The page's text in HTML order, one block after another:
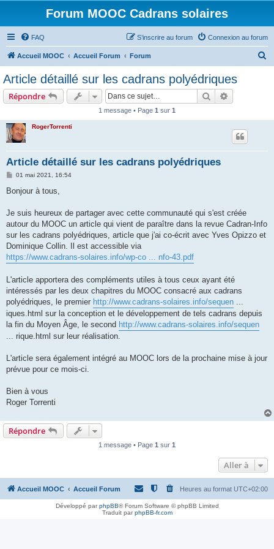
Forum MOOC Cadrans solaires
FAQ Connexion au forum
S’inscrire au forum
Accueil MOOC Accueil Forum Forum
Article détaillé sur les cadrans polyédriques
Répondre Rechercher
1 message • Page 1 sur 1
RogerTorrenti
Article détaillé sur les cadrans polyédriques
M
s
g
01 mai 2021, 16:54
Bonjour à tous,
Je suis heureux de partager avec cette communauté qui s'est créée
autour du MOOC un article qui vient de paraître dans la revue Cadran-Info
sur les cadrans polyédriques, article que j'ai co-écrit avec Yves Opizzo et
Dominique Collin. Il est accessible via
https://www.cadrans-solaires.info/wp-co ... nfo-43.pdf
L'article apportera des compléments utiles à tous ceux ayant été
intéressés par les deux chapitres du MOOC consacré aux cadrans
polyédriques, le premier http://www.cadrans-solaires.info/sequen ...
iques.html sur la conception et le développement de tels cadrans depuis
la fin du Moyen Âge, le second http://www.cadrans-solaires.info/sequen
... rique.html sur leur réalisation.
L'article sera également intégré au MOOC lors de la prochaine mise à jour
prévue pour ce mois-ci.
Bien à vous
Roger Torrenti
Répondre
1 message • Page 1 sur 1
Aller à
Accueil MOOC Accueil Forum Heures au format UTC+02:00
Développé parphpBB® Forum Software © phpBB Limited
Traduit parphpBB-fr.com